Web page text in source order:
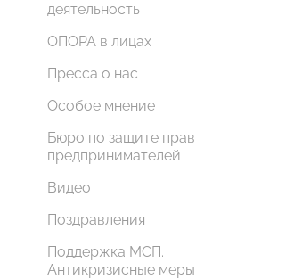
деятельность
ОПОРА в лицах
Пресса о нас
Особое мнение
Бюро по защите прав
предпринимателей
Видео
Поздравления
Поддержка МСП.
Антикризисные меры